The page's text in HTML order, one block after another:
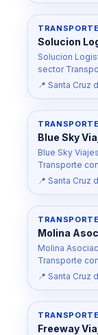
TRANSPORTE
Solucion
Solucion
sector
📍 Santa Cruz
TRANSPORTE
Blue Sky
Blue Sky
Transporte
📍 Santa Cruz
TRANSPORTE
Molina
Molina
Transporte
📍 Santa Cruz
TRANSPORTE
Freeway